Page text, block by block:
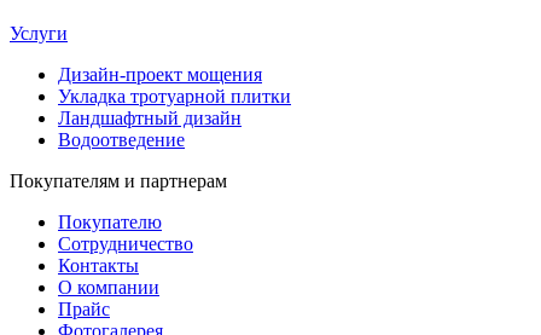
Услуги
Дизайн-проект мощения
Укладка тротуарной плитки
Ландшафтный дизайн
Водоотведение
Покупателям и партнерам
Покупателю
Сотрудничество
Контакты
О компании
Прайс